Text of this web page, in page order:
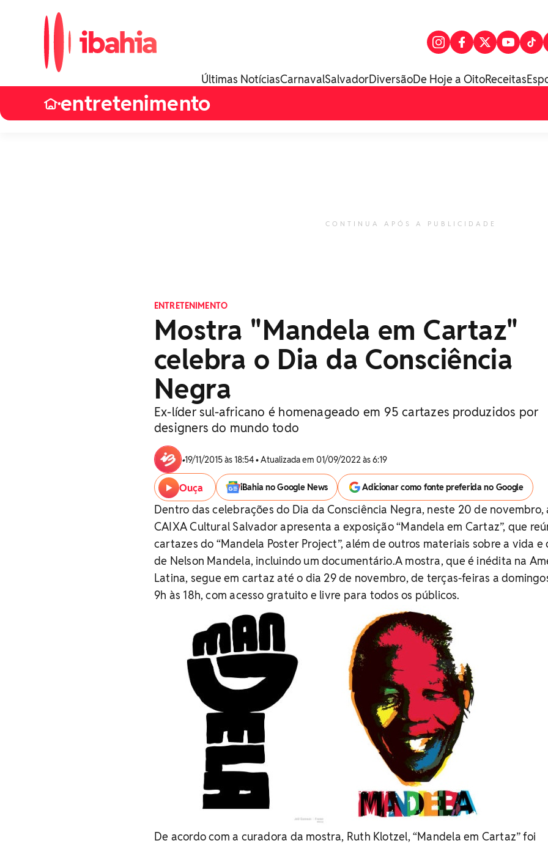
Últimas NotíciasCarnavalSalvadorDiversãoDe Hoje a OitoReceitas
•entretenimento
CONTINUA APÓS A PUBLICIDADE
ENTRETENIMENTO
Mostra "Mandela em Cartaz"
celebra o Dia da Consciência
Negra
Ex-líder sul-africano é homenageado em 95 cartazes produzidos por
designers do mundo todo
•19/11/2015 às 18:54 • Atualizada em 01/09/2022 às 6:19
Ouça iBahia no Google News Adicionar como fonte preferida no Google
Dentro das celebrações do Dia da Consciência Negra, neste 20 de novembro,
CAIXA Cultural Salvador apresenta a exposição “Mandela em Cartaz”, que
cartazes do “Mandela Poster Project”, além de outros materiais sobre a vida e
de Nelson Mandela, incluindo um documentário.A mostra, que é inédita na
Latina, segue em cartaz até o dia 29 de novembro, de terças-feiras a
9h às 18h, com acesso gratuito e livre para todos os públicos.
De acordo com a curadora da mostra, Ruth Klotzel, “Mandela em Cartaz” foi